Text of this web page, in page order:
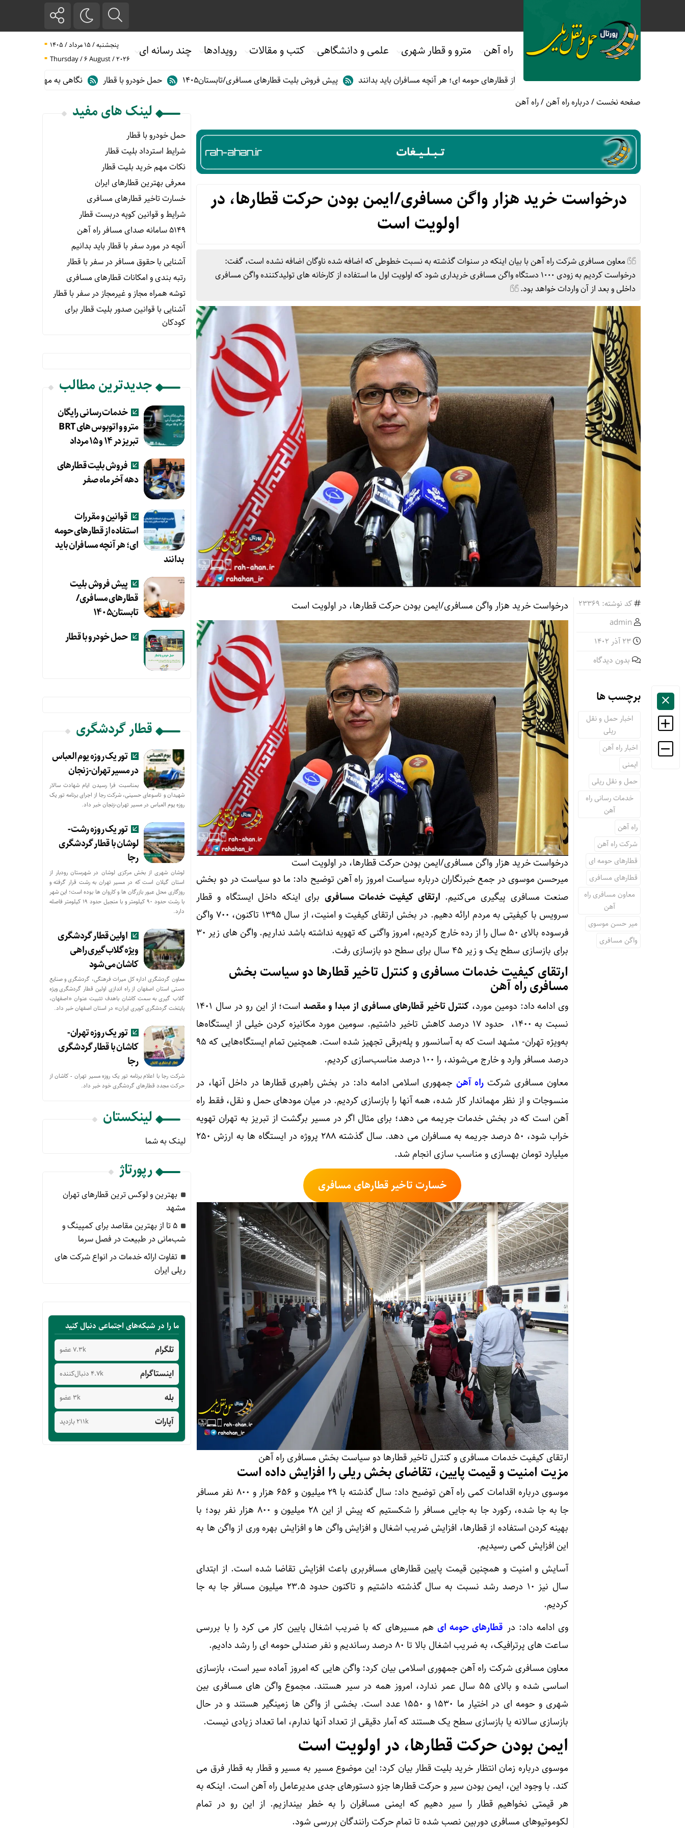
راه آهن مترو و قطار شهری علمی و دانشگاهی کتب و مقالات رویدادها چند رسانه ای
پنجشنبه / ۱۵ مرداد / ۱۴۰۵
Thursday / 6 August / 2026
قوانین و مقررات استفاده از قطارهای حومه ای؛ هر آنچه مسافران باید بدانند پیش فروش بلیت قطارهای مسافری/تابستان۱۴۰۵ حمل خودرو با قطار
نگاهی به مهم ترین آمارهای حمل و نقل ریلی در
صفحه نخست/درباره راه آهن/راه آهن
درخواست خرید هزار واگن مسافری/ایمن بودن حرکت قطارها، در
اولویت است
معاون مسافری شرکت راه آهن با بیان اینکه در سنوات گذشته به نسبت خطوطی که اضافه شده ناوگان اضافه نشده است، گفت:
درخواست کردیم به زودی ۱۰۰۰ دستگاه واگن مسافری خریداری شود که اولویت اول ما استفاده از کارخانه های تولیدکننده واگن مسافری
داخلی و بعد از آن واردات خواهد بود.
کد نوشته: 23369
admin
بدون دیدگاه
برچسب ها
اخبار حمل و نقل
ریلی
اخبار راه آهن
ایمنی
حمل و نقل ریلی
خدمات رسانی راه
آهن
راه آهن
شرکت راه آهن
قطارهای حومه ای
قطارهای مسافری
معاون مسافری راه
آهن
میر حسن موسوی
واگن مسافری
درخواست خرید هزار واگن مسافری/ایمن بودن حرکت قطارها، در اولویت است
درخواست خرید هزار واگن مسافری/ایمن بودن حرکت قطارها، در اولویت است
میرحسن موسوی در جمع خبرنگاران درباره سیاست امروز راه آهن توضیح داد: ما دو سیاست در دو بخش
صنعت مسافری پیگیری می‌کنیم. ارتقای کیفیت خدمات مسافریبرای اینکه داخل ایستگاه و قطار
سرویس با کیفیتی به مردم ارائه دهیم. در بخش ارتقای کیفیت و امنیت، از سال ۱۳۹۵ تاکنون، ۷۰۰ واگن
فرسوده بالای ۵۰ سال را از رده خارج کردیم، امروز واگنی که تهویه نداشته باشد نداریم. واگن های زیر ۳۰
برای بازسازی سطح یک و زیر ‌۴۵ سال برای سطح دو بازسازی رفت.
ارتقای کیفیت خدمات مسافری و کنترل تاخیر قطارها دو سیاست بخش
مسافری راه آهن
وی ادامه داد: دومین مورد، کنترل تاخیر قطارهای مسافری از مبدا و مقصد
است؛ از این رو در سال ۱۴۰۱
نسبت به ۱۴۰۰، حدود ۱۷ درصد کاهش تاخیر داشتیم. سومین مورد مکانیزه کردن خیلی از ایستگاه‌ها
به‌ویژه تهران- مشهد است که به آسانسور و پله‌برقی تجهیز شده است. همچنین تمام ایستگاه‌هایی که ۹۵
درصد مسافر وارد و خارج می‌شوند، را ۱۰۰ درصد مناسب‌سازی کردیم.
معاون مسافری شرکتراه آهن جمهوری اسلامی ادامه داد: در بخش راهبری قطارها در داخل آنها، در
منسوجات و از نظر مهماندار کار شده، همه آنها را بازسازی کردیم. در میان مودهای حمل ‌و نقل، فقط راه
آهن است که در بخش خدمات جریمه می دهد؛ برای مثال اگر در مسیر برگشت از تبریز به تهران تهویه
خراب شود، ۵۰ درصد جریمه به مسافران می دهد. سال گذشته ۲۸۸ پروژه در ایستگاه ها به ارزش ۲۵۰
میلیارد تومان بهسازی و مناسب سازی انجام شد.
خسارت تاخیر قطارهای مسافری
ارتقای کیفیت خدمات مسافری و کنترل تاخیر قطارها دو سیاست بخش مسافری راه آهن
مزیت امنیت و قیمت پایین، تقاضای بخش ریلی را افزایش داده است
موسوی درباره اقدامات کمی راه آهن توضیح داد: سال گذشته با ۲۹ میلیون و ۶۵۶ هزار و ۸۰۰ نفر مسافر
جا به جا شده، رکورد جا به جایی‌ مسافر را شکستیم که پیش از این ۲۸ میلیون و ۸۰۰ هزار نفر بود؛ با
بهینه کردن استفاده از قطارها، افزایش ضریب اشغال و افزایش واگن ها و افزایش بهره وری از واگن ها به
این افزایش کمی رسیدیم.
آسایش و امنیت و همچنین قیمت پایین قطارهای مسافربری باعث افزایش تقاضا شده است. از ابتدای
سال نیز ۱۰ درصد رشد نسبت به سال گذشته داشتیم و تاکنون حدود ۲۳.۵ میلیون مسافر جا به جا
کردیم.
وی ادامه داد: در قطارهای حومه ایهم مسیرهای که با ضریب اشغال پایین کار می کرد را با بررسی
ساعت های پرترافیک، به ضریب اشغال بالا تا ۸۰ درصد رساندیم و نفر صندلی حومه ای را رشد دادیم.
معاون مسافری شرکت راه آهن جمهوری اسلامی بیان کرد: واگن هایی که امروز آماده سیر است، بازسازی
اساسی شده و بالای ۵۵ سال عمر ندارد، امروز همه در سیر هستند. مجموع واگن های مسافری بین
شهری و حومه ای در اختیار ما ۱۵۳۰ و ۱۵۵۰ عدد است. بخشی از واگن ها زمینگیر هستند و در حال
بازسازی سالانه یا بازسازی سطح یک هستند که آمار دقیقی از تعداد آنها ندارم، اما تعداد زیادی نیست.
ایمن بودن حرکت قطارها، در اولویت است
موسوی درباره زمان انتظار خرید بلیت قطار بیان کرد: این موضوع مسیر به مسیر و قطار به قطار فرق می
کند. با وجود این، ایمن بودن سیر و حرکت قطارها جزو دستورهای جدی مدیرعامل راه آهن است. اینکه به
هر قیمتی نخواهیم قطار را سیر دهیم که ایمنی مسافران را به خطر بیندازیم. از این رو در تمام
لکوموتیوهای مسافری دوربین نصب شده تا تمام حرکت رانندگان بررسی شود.
لینک های مفید
حمل خودرو با قطار
شرایط استرداد بلیت قطار
نکات مهم خرید بلیت قطار
معرفی بهترین قطارهای ایران
خسارت تاخیر قطارهای مسافری
شرایط و قوانین کوپه دربست قطار
۵۱۴۹ سامانه صدای مسافر راه آهن
آنچه در مورد سفر با قطار باید بدانیم
آشنایی با حقوق مسافر در سفر با قطار
رتبه بندی و امکانات قطارهای مسافری
توشه همراه مجاز و غیرمجاز در سفر با قطار
آشنایی با قوانین صدور بلیت قطار برای
کودکان
جدیدترین مطالب
خدمات رسانی رایگان
مترو و اتوبوس های BRT
تبریز در ۱۴ و ۱۵ مرداد
فروش بلیت قطارهای
دهه آخر ماه صفر
قوانین و مقررات
استفاده از قطارهای حومه
ای؛ هر آنچه مسافران باید
بدانند
پیش فروش بلیت
قطارهای مسافری/
تابستان۱۴۰۵
حمل خودرو با قطار
قطار گردشگری
تور یک روزه یوم العباس
در مسیر تهران-زنجان
بمناسبت فرا رسیدن ایام شهادت سالار
شهیدان و تاسوعای حسینی، شرکت رجا از اجرای برنامه تور یک
روزه یوم العباس در مسیر تهران-زنجان خبر داد.
تور یک روزه رشت-
لوشان با قطار گردشگری
رجا
لوشان شهری از بخش مرکزی لوشان در شهرستان رودبار از
استان گیلان است که در مسیر تهران به رشت قرار گرفته و
روزگاری محل عبور بازرگان ها و کاروان ها بوده است؛ این شهر
با رشت حدود ۹۰ کیلومتر و با منجیل حدود ۱۹ کیلومتر فاصله
دارد.
اولین قطار گردشگری
ویژه گلاب‌گیری راهی
کاشان می‌شود
معاون گردشگری اداره کل میراث فرهنگی، گردشگری و صنایع
دستی استان اصفهان از راه اندازی اولین قطار گردشگری ویژه
گلاب گیری به سمت کاشان باهدف تثبیت عنوان «اصفهان،
پایتخت گردشگری کویری ایران» در استان اصفهان خبر داد.
تور یک روزه تهران-
کاشان با قطار گردشگری
رجا
شرکت رجا با اعلام برنامه تور یک روزه مسیر تهران - کاشان از
حركت مجدد قطارهای گردشگری خود خبر داد.
لینکستان
لینک به شما
رپورتاژ
بهترین و لوکس ترین قطارهای تهران
مشهد
۵ تا از بهترین مقاصد برای کمپینگ و
شب‌مانی در طبیعت در فصل سرما
تفاوت ارائه خدمات در انواع شرکت های
ریلی ایران
ما را در شبکه‌های اجتماعی دنبال کنید
تلگرام 7.3k عضو
اینستاگرام 4.7k دنبال‌کننده
بله 3k عضو
آپارات 211k بازدید